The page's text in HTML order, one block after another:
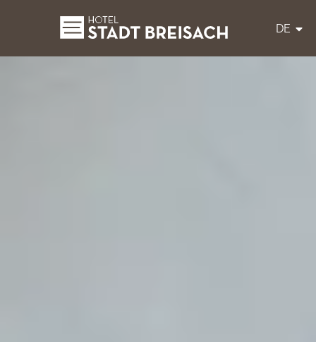
Zum Inhalt springen
DE